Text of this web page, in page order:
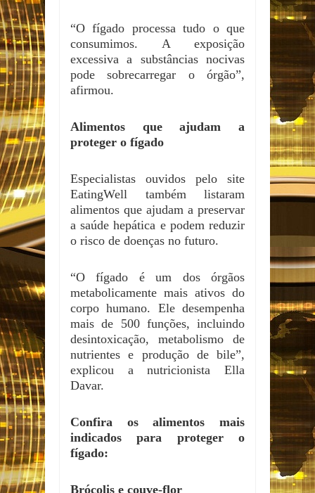
“O fígado processa tudo o que
consumimos. A exposição
excessiva a substâncias nocivas
pode sobrecarregar o órgão”,
afirmou.
Alimentos que ajudam a
proteger o fígado
Especialistas ouvidos pelo site
EatingWell também listaram
alimentos que ajudam a preservar
a saúde hepática e podem reduzir
o risco de doenças no futuro.
“O fígado é um dos órgãos
metabolicamente mais ativos do
corpo humano. Ele desempenha
mais de 500 funções, incluindo
desintoxicação, metabolismo de
nutrientes e produção de bile”,
explicou a nutricionista Ella
Davar.
Confira os alimentos mais
indicados para proteger o
fígado:
Brócolis e couve-flor